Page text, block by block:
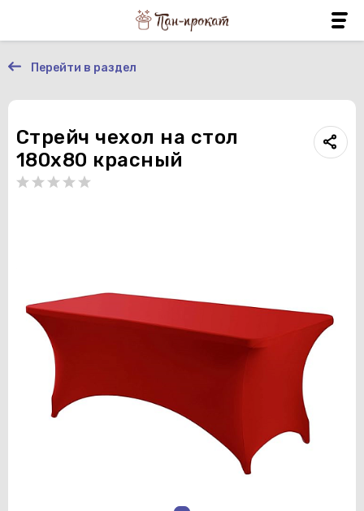
Перейти в раздел
Стрейч чехол на стол
180х80 красный